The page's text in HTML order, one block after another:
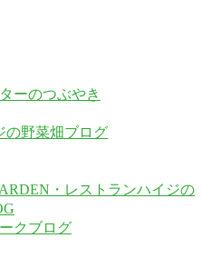
ーのつぶやき
の野菜畑ブログ
・レストランハイジの
クブログ